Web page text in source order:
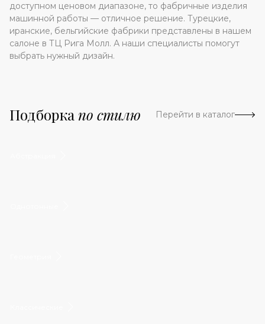
доступном ценовом диапазоне, то фабричные изделия
машинной работы — отличное решение. Турецкие,
иранские, бельгийские фабрики представлены в нашем
салоне в ТЦ Рига Молл. А наши специалисты помогут
выбрать нужный дизайн.
Подборка по стилю Перейти в каталог